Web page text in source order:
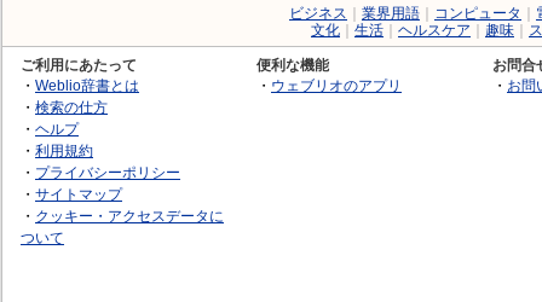
ビジネス 業界用語 コンピュータ
文化
生活 ヘルスケア 趣味
ご利用にあたって
・ Weblio辞書とは
・ 検索の仕方
・ ヘルプ
・ 利用規約
・ プライバシーポリシー
・ サイトマップ
・ クッキー・アクセスデータに
ついて
便利な機能
・ ウェブリオのアプリ
お問合
・ お問